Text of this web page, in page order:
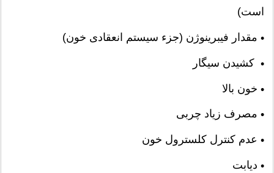
است)
• مقدار فیبرینوژن (جزء سیستم انعقادی خون)
•کشیدن سیگار
• خون بالا
•مصرف زیاد چربی
• عدم کنترل کلسترول خون
•دیابت